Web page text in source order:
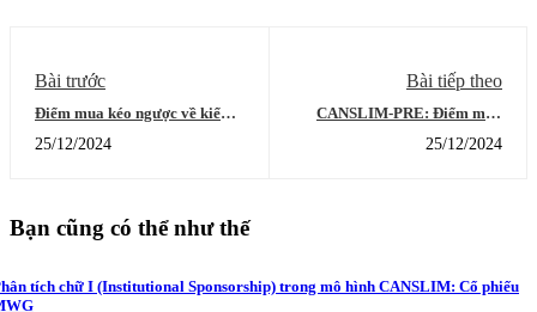
Bài trước
Điểm mua kéo ngược về kiểm
25/12/2024
Bài tiếp theo
CANSLIM-PRE: Điểm mua
động 50 ngày
25/12/2024
Bạn cũng có thể như thế
tích chữ I (Institutional Sponsorship) trong mô hình CANSLIM: Cổ phiếu